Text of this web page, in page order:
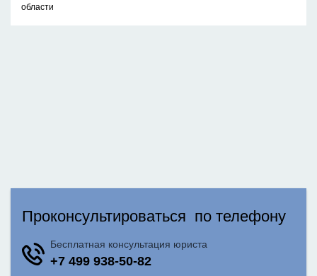
области